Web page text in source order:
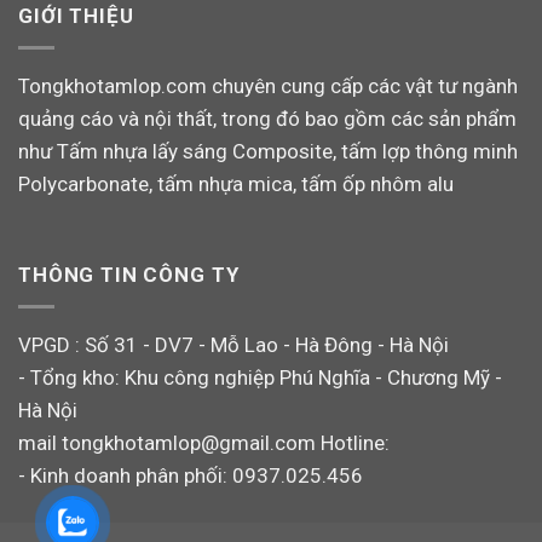
GIỚI THIỆU
Tongkhotamlop.com chuyên cung cấp các vật tư ngành
quảng cáo và nội thất, trong đó bao gồm các sản phẩm
như Tấm nhựa lấy sáng Composite, tấm lợp thông minh
Polycarbonate, tấm nhựa mica, tấm ốp nhôm alu
THÔNG TIN CÔNG TY
VPGD : Số 31 - DV7 - Mỗ Lao - Hà Đông - Hà Nội
- Tổng kho: Khu công nghiệp Phú Nghĩa - Chương Mỹ -
Hà Nội
mail tongkhotamlop@gmail.com Hotline:
- Kinh doanh phân phối: 0937.025.456